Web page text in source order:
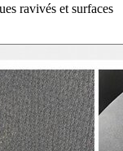
ravivés et surfaces